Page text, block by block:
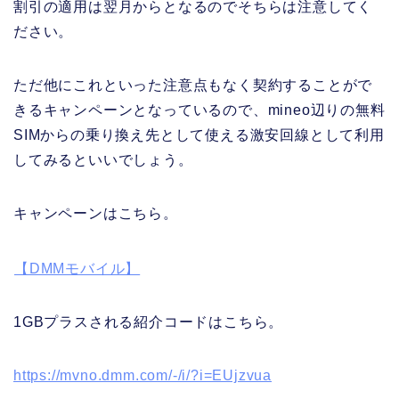
割引の適用は翌月からとなるのでそちらは注意してく
ださい。
ただ他にこれといった注意点もなく契約することがで
きるキャンペーンとなっているので、mineo辺りの無料
SIMからの乗り換え先として使える激安回線として利用
してみるといいでしょう。
キャンペーンはこちら。
【DMMモバイル】
1GBプラスされる紹介コードはこちら。
https://mvno.dmm.com/-/i/?i=EUjzvua